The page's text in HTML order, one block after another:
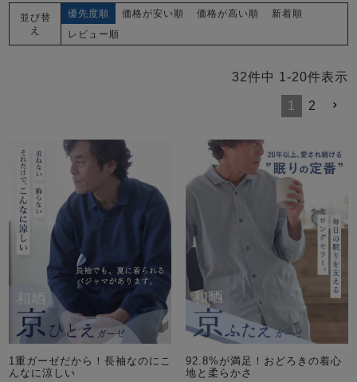
冬
春 夏 秋 冬
ガールズパジャマ
サッカー/ちぢみ 楊
柳
ニット/ストレッチ 起毛/フランネル
柄物
マタニティ
パジャマ
体型別におすすめパジ
ャマ
年齢別におすすめパジ
ルームウェア
インナーウェア 生活雑貨 カタログギフト
胸がすけない
ーブ
ズボン単品
長袖 半袖 七分袖
お支払い・送料・配送
について
会社概要 お買い物ガイド 安心の日本製
SDGsの取り組み
並び替
え
優先度順 価格が安い順 価格が高い順
新着順
レビュー順
32件中 1 -20件表示
1 2
1重ガーゼだから！長袖なのにこ
んなに涼しい
92.8%が満足！おどろきの着心
地と柔らかさ